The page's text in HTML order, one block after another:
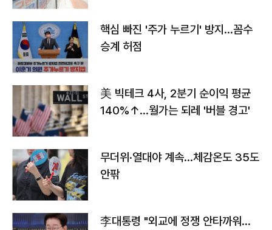
핵심 빠진 '주가 누르기' 방지…꼼수
승계 허점
美 빅테크 4사, 2분기 순이익 평균
140%↑…월가는 되레 '버블 경고'
무더위·열대야 계속…체감온도 35도
안팎
李대통령 "외교에 정쟁 안타까워…